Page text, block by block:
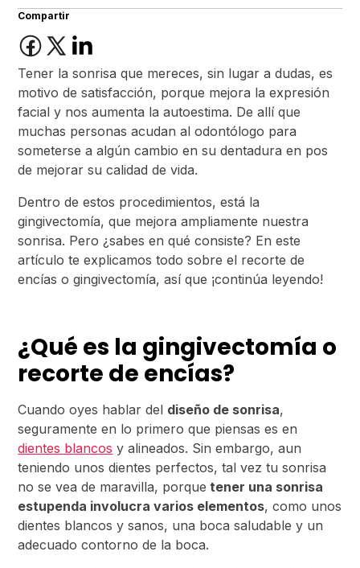
Compartir
Tener la sonrisa que mereces, sin lugar a dudas, es
motivo de satisfacción, porque mejora la expresión
facial y nos aumenta la autoestima. De allí que
muchas personas acudan al odontólogo para
someterse a algún cambio en su dentadura en pos
de mejorar su calidad de vida.
Dentro de estos procedimientos, está la
gingivectomía, que mejora ampliamente nuestra
sonrisa. Pero ¿sabes en qué consiste? En este
artículo te explicamos todo sobre el recorte de
encías o gingivectomía, así que ¡continúa leyendo!
¿Qué es la gingivectomía o
recorte de encías?
Cuando oyes hablar del diseño de sonrisa,
seguramente en lo primero que piensas es en
dientes blancos y alineados. Sin embargo, aun
teniendo unos dientes perfectos, tal vez tu sonrisa
no se vea de maravilla, porque tener una sonrisa
estupenda involucra varios elementos, como unos
dientes blancos y sanos, una boca saludable y un
adecuado contorno de la boca.